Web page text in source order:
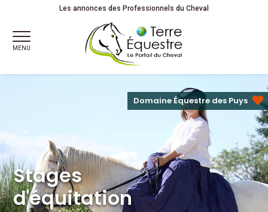
d'équitationAdultes
Les annonces des Professionnels du Cheval
MENU
Stages
d'équitation
Domaine Équestre des Puys